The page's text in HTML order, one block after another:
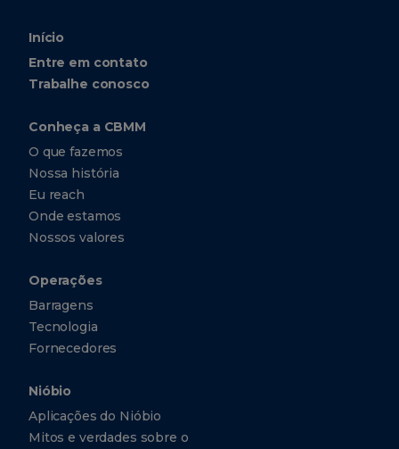
Início
Entre em contato
Trabalhe conosco
Conheça a CBMM
O que fazemos
Nossa história
Eu reach
Onde estamos
Nossos valores
Operações
Barragens
Tecnologia
Fornecedores
Nióbio
Aplicações do Nióbio
Mitos e verdades sobre o